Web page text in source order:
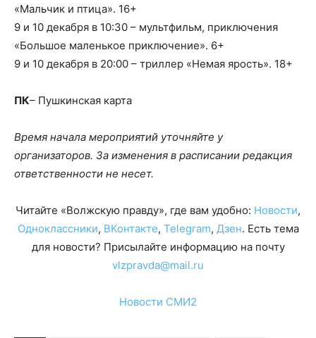
«Мальчик и птица». 16+
9 и 10 декабря в 10:30 – мультфильм, приключения
«Большое маленькое приключение». 6+
9 и 10 декабря в 20:00 – триллер «Немая ярость». 18+
ПК– Пушкинская карта
Время начала мероприятий уточняйте у
организаторов. За изменения в расписании редакция
ответственности не несет.
Читайте «Волжскую правду», где вам удобно: Новости,
Одноклассники, ВКонтакте, Telegram, Дзен. Есть тема
для новости? Присылайте информацию на почту
vlzpravda@mail.ru
Новости СМИ2